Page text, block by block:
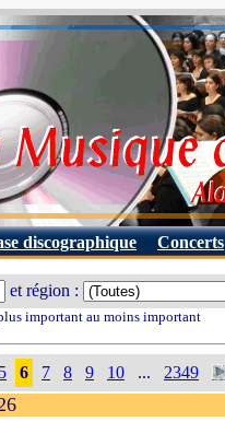
discographique Concerts
et région :
important au moins important
5 6 7 8 9 10 ... 2349